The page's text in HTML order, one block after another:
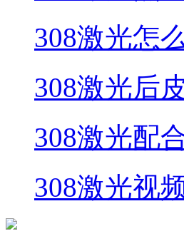
308激光怎
308激光后
308激光配
308激光视